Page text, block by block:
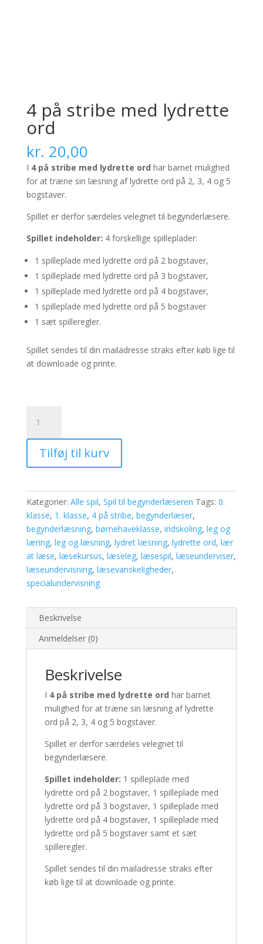
4 på stribe med lydrette
ord
kr. 20,00
I 4 på stribe med lydrette ord har barnet mulighed
for at træne sin læsning af lydrette ord på 2, 3, 4 og 5
bogstaver.
Spillet er derfor særdeles velegnet til begynderlæsere.
Spillet indeholder: 4 forskellige spilleplader:
1 spilleplade med lydrette ord på 2 bogstaver,
1 spilleplade med lydrette ord på 3 bogstaver,
1 spilleplade med lydrette ord på 4 bogstaver,
1 spilleplade med lydrette ord på 5 bogstaver
1 sæt spilleregler.
Spillet sendes til din mailadresse straks efter køb lige til
at downloade og printe.
stribe
med
lydrette
antal
Tilføj til kurv
Kategorier: Alle spil, Spil til begynderlæseren Tags: 0.
klasse, 1. klasse, 4 på stribe, begynderlæser,
begynderlæsning, børnehaveklasse, indskoling, leg og
læring, leg og læsning, lydret læsning, lydrette ord, lær
at læse, læsekursus, læseleg, læsespil, læseunderviser,
læseundervisning, læsevanskeligheder,
specialundervisning
Beskrivelse
Anmeldelser (0)
Beskrivelse
I 4 på stribe med lydrette ord har barnet
mulighed for at træne sin læsning af lydrette
ord på 2, 3, 4 og 5 bogstaver.
Spillet er derfor særdeles velegnet til
begynderlæsere.
Spillet indeholder: 1 spilleplade med
lydrette ord på 2 bogstaver, 1 spilleplade med
lydrette ord på 3 bogstaver, 1 spilleplade med
lydrette ord på 4 bogstaver, 1 spilleplade med
lydrette ord på 5 bogstaver samt et sæt
spilleregler.
Spillet sendes til din mailadresse straks efter
køb lige til at downloade og printe.